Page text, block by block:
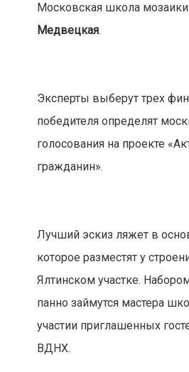
Московская школа
Медвецкая.
Эксперты выберут трех
победителя определят
голосования на проекте
гражданин».
Лучший эскиз ляжет в
которое разместят у
Ялтинском участке.
панно займутся мастера
участии приглашенных
ВДНХ.